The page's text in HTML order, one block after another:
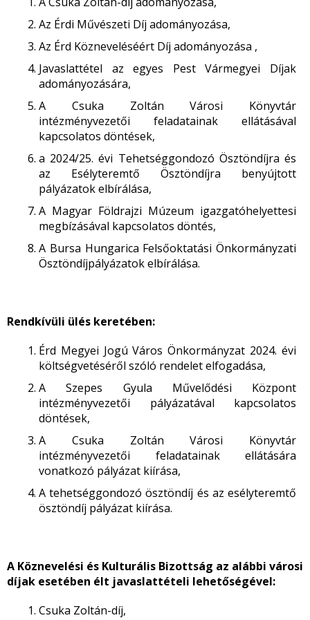
Az Érdi Művészeti Díj adományozása,
Az Érd Közneveléséért Díj adományozása ,
Javaslattétel az egyes Pest Vármegyei Díjak
adományozására,
A Csuka Zoltán Városi Könyvtár
intézményvezetői feladatainak ellátásával
kapcsolatos döntések,
a 2024/25. évi Tehetséggondozó Ösztöndíjra és
az Esélyteremtő Ösztöndíjra benyújtott
pályázatok elbírálása,
A Magyar Földrajzi Múzeum igazgatóhelyettesi
megbízásával kapcsolatos döntés,
A Bursa Hungarica Felsőoktatási Önkormányzati
Ösztöndíjpályázatok elbírálása.
Rendkívüli ülés keretében:
Érd Megyei Jogú Város Önkormányzat 2024. évi
költségvetéséről szóló rendelet elfogadása,
A Szepes Gyula Művelődési Központ
intézményvezetői pályázatával kapcsolatos
döntések,
A Csuka Zoltán Városi Könyvtár
intézményvezetői feladatainak ellátására
vonatkozó pályázat kiírása,
A tehetséggondozó ösztöndíj és az esélyteremtő
ösztöndíj pályázat kiírása.
A Köznevelési és Kulturális Bizottság az alábbi városi
díjak esetében élt javaslattételi lehetőségével:
Csuka Zoltán-díj,